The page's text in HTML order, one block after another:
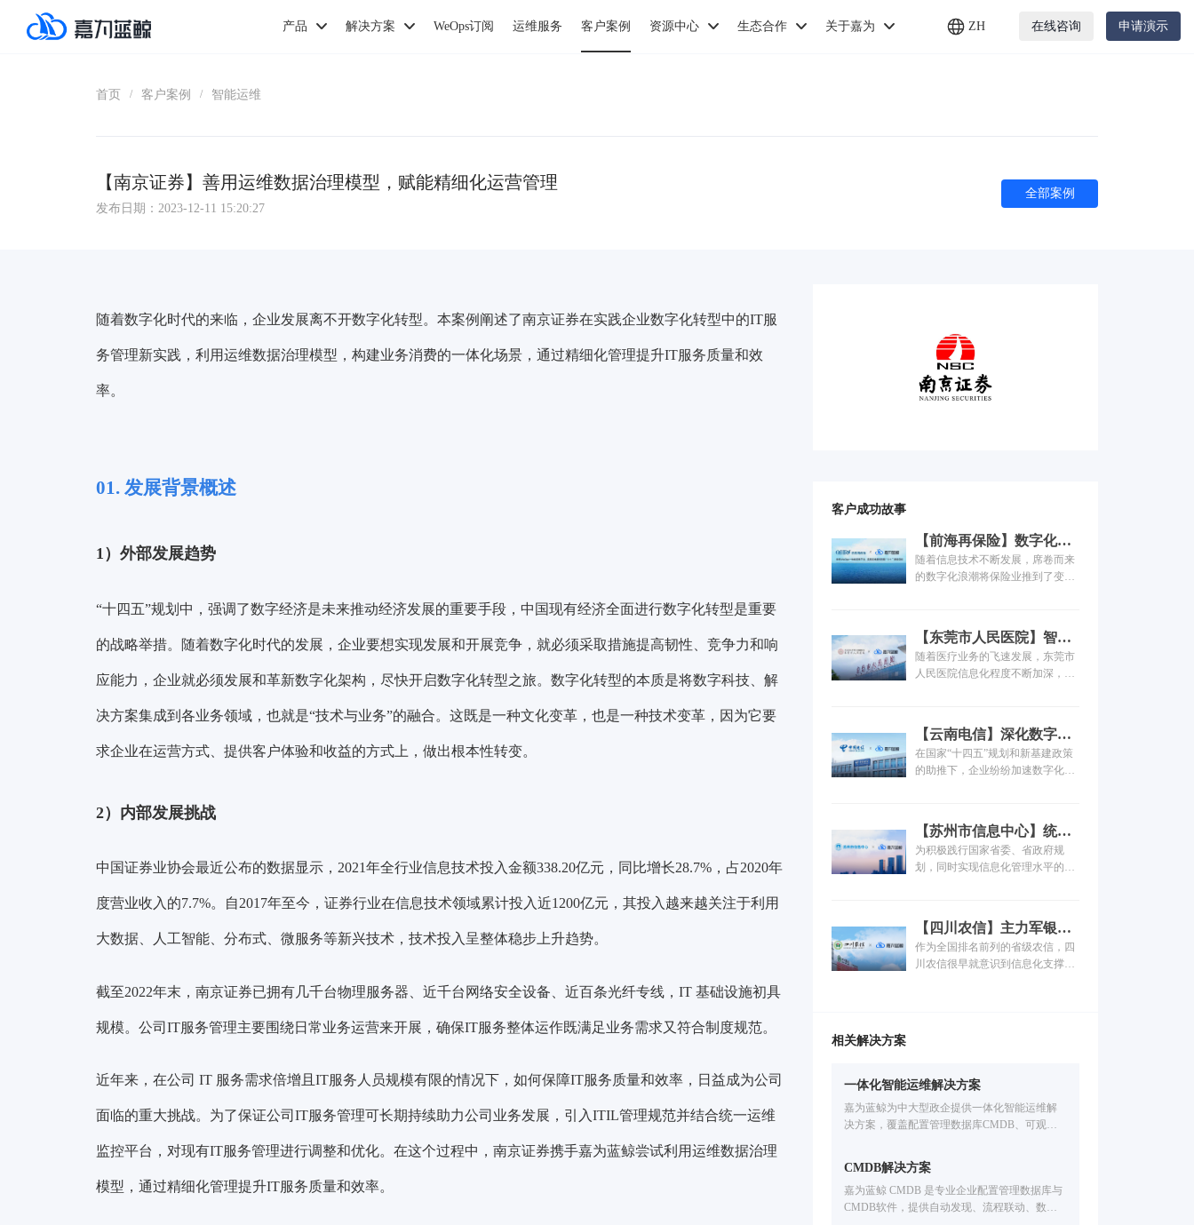
产品 解决方案 WeOps订阅 运维服务 客户案例 资源中心 生态合作 关于嘉为 ZH 在线咨询 申请演示
首页 / 客户案例 / 智能运维
【南京证券】善用运维数据治理模型，赋能精细化运营管理
发布日期：2023-12-11 15:20:27
全部案例
随着数字化时代的来临，企业发展离不开数字化转型。本案例阐述了南京证券在实践企业数字化转型中的IT服
务管理新实践，利用运维数据治理模型，构建业务消费的一体化场景，通过精细化管理提升IT服务质量和效
率。
01. 发展背景概述
1）外部发展趋势
“十四五”规划中，强调了数字经济是未来推动经济发展的重要手段，中国现有经济全面进行数字化转型是重要
的战略举措。随着数字化时代的发展，企业要想实现发展和开展竞争，就必须采取措施提高韧性、竞争力和响
应能力，企业就必须发展和革新数字化架构，尽快开启数字化转型之旅。数字化转型的本质是将数字科技、解
决方案集成到各业务领域，也就是“技术与业务”的融合。这既是一种文化变革，也是一种技术变革，因为它要
求企业在运营方式、提供客户体验和收益的方式上，做出根本性转变。
2）内部发展挑战
中国证券业协会最近公布的数据显示，2021年全行业信息技术投入金额338.20亿元，同比增长28.7%，占2020年
度营业收入的7.7%。自2017年至今，证券行业在信息技术领域累计投入近1200亿元，其投入越来越关注于利用
大数据、人工智能、分布式、微服务等新兴技术，技术投入呈整体稳步上升趋势。
截至2022年末，南京证券已拥有几千台物理服务器、近千台网络安全设备、近百条光纤专线，IT 基础设施初具
规模。公司IT服务管理主要围绕日常业务运营来开展，确保IT服务整体运作既满足业务需求又符合制度规范。
近年来，在公司 IT 服务需求倍增且IT服务人员规模有限的情况下，如何保障IT服务质量和效率，日益成为公司
面临的重大挑战。为了保证公司IT服务管理可长期持续助力公司业务发展，引入ITIL管理规范并结合统一运维
监控平台，对现有IT服务管理进行调整和优化。在这个过程中， 南京证券携手嘉为蓝鲸尝试利用运维数据治理
模型，通过精细化管理提升IT服务质量和效率。
客户成功故事
【前海再保险】数字化运
维管理的实践之路！
随着信息技术不断发展，席卷而来
的数字化浪潮将保险业推到了变革
在发挥“减震器”功效、推动巨灾保
险体系建设的同时，全面推进 “战
略规划与组织流程建设”、“业务经
营管理数字化”、“数据能力建
字化系统的建设和运维服务的重任
落到了IT部门肩上，这无疑给运维
团队带来巨大的挑战...
【东莞市人民医院】智慧
为引，三甲医院落地一体
化运维实践
随着医疗业务的飞速发展，东莞市
人民医院信息化程度不断加深，医
求量与复杂度逐级递增，东莞市人
民医院对信息系统的连续性、稳定
性要求也进一步提高。运维安全和
敏捷性如何同时保障？如何快速发
是医院信息科亟待解决的重要问
题。
【云南电信】深化数字化
运维能力，支撑“数字云
南”建设倍道而进
在国家“十四五”规划和新基建政策
的助推下，企业纷纷加速数字化转
质量和稳定性有着极高的要求，在
复杂ICT环境下，如何借助大数
据、智能化等数字技术和工具，实
现高效高质运维管理，成为运营商
【苏州市信息中心】统一
运维平台落地，嘉为助力
市级政府数字化转型！
为积极践行国家省委、省政府规
划，同时实现信息化管理水平的跨
的变革，在信息化体系上建立统一
运维运营管理体系，护航业务快速
及稳定发展，实现技术与业务的快
速融合......
【四川农信】主力军银行
里的智慧运维力量
作为全国排名前列的省级农信，四
川农信很早就意识到信息化支撑的
务环境运维需求。如何进行多数据
零散工具进行体系化发展建设？如
何释放技术人员创新活力？如何满
等问题摆在了四川农信运维部门面
前。
相关解决方案
一体化智能运维解决方案
嘉为蓝鲸为中大型政企提供一体化智能运维解
决方案，覆盖配置管理数据库CMDB、可观测IT
灾备应急、多云管理CMP、智能运维大模型开
发等企业IT运维场景。基于腾讯蓝鲸PaaS的海量
实践，支持国产信创环境，提升运维效率。免
费申请方案演示。
CMDB解决方案
嘉为蓝鲸 CMDB 是专业企业配置管理数据库与
CMDB软件，提供自动发现、流程联动、数据